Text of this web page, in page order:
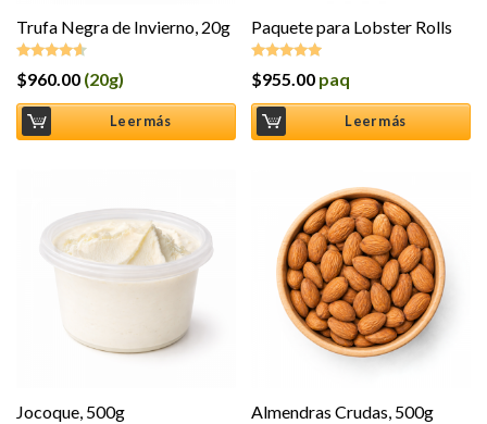
Trufa Negra de Invierno, 20g
Valorado
$960.00 (20g)
Leer más
Paquete para Lobster Rolls
Valorado en
$955.00 paq
Leer más
Jocoque, 500g
Almendras Crudas, 500g